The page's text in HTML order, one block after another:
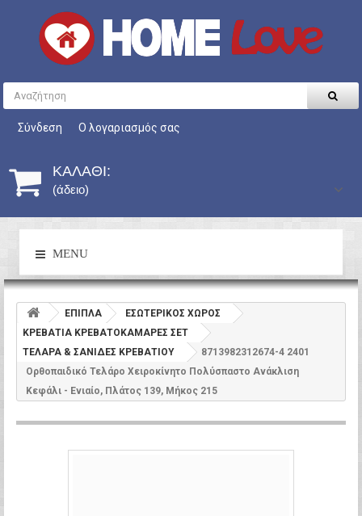
Σύνδεση Ο λογαριασμός σας
ΚΑΛΆΘΙ:
(άδειο)
MENU
ΕΠΙΠΛΑ
ΕΣΩΤΕΡΙΚΟΣ ΧΩΡΟΣ
ΚΡΕΒΑΤΙΑ ΚΡΕΒΑΤΟΚΑΜΑΡΕΣ ΣΕΤ
ΤΕΛΑΡΑ & ΣΑΝΙΔΕΣ ΚΡΕΒΑΤΙΟΥ
8713982312674-4 2401
Ορθοπαιδικό Τελάρο Χειροκίνητο Πολύσπαστο Ανάκλιση
Κεφάλι - Ενιαίο, Πλάτος 139, Μήκος 215